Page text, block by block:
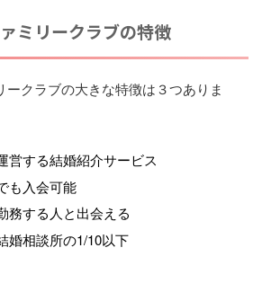
ミリークラブの特徴
ークラブの大きな特徴は３つありま
営する結婚紹介サービス
も入会可能
務する人と出会える
婚相談所の1/10以下